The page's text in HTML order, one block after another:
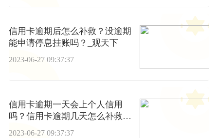
信用卡逾期后怎么补救？没逾期
能申请停息挂账吗？_观天下
2023-06-27 09:37:37
信用卡逾期一天会上个人信用
吗？信用卡逾期几天怎么补救？|
环球新消息
2023-06-27 09:37:37